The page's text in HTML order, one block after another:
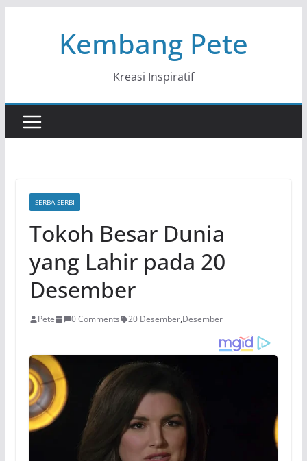
Kembang Pete
Kreasi Inspiratif
SERBA SERBI
Tokoh Besar Dunia
yang Lahir pada 20
Desember
Pete 0 Comments 20 Desember,Desember